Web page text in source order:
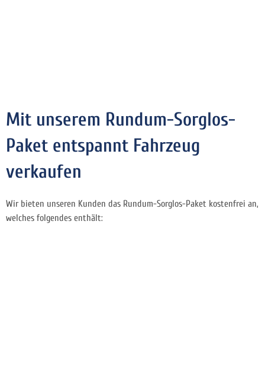
Mit unserem Rundum-Sorglos-
Paket entspannt Fahrzeug
verkaufen
Wir bieten unseren Kunden das Rundum-Sorglos-Paket kostenfrei an,
welches folgendes enthält: